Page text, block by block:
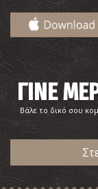
ΓΙΝΕ
Βάλε το δικό σου